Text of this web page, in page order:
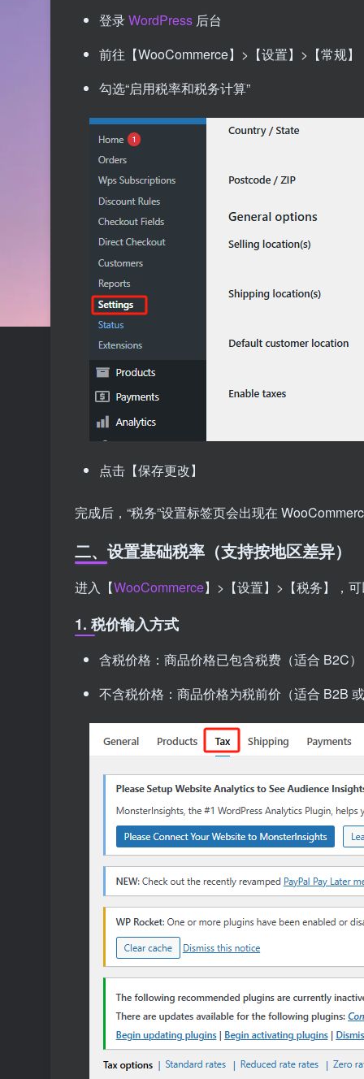
登录WordPress 后台
前往【WooCommerce】>【设置】>【常规】
勾选“启用税率和税务计算”
点击【保存更改】
完成后，“税务”设置标签页会出现在
二、设置基础税率（支持按地区差异）
进入【WooCommerce】>【设置】>【税务】，
1. 税价输入方式
含税价格：商品价格已包含税费（适合 B2C）
不含税价格：商品价格为税前价（适合 B2B